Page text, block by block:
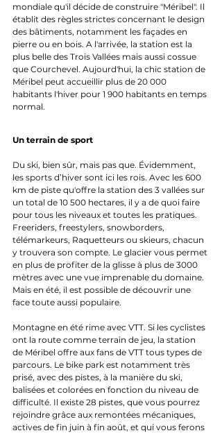
mondiale qu'il décide de construire "Méribel". Il
établit des règles strictes concernant le design
des bâtiments, notamment les façades en
pierre ou en bois. A l'arrivée, la station est la
plus belle des Trois Vallées mais aussi cossue
que Courchevel. Aujourd'hui, la chic station de
Méribel peut accueillir plus de 20 000
habitants l'hiver pour 1 900 habitants en temps
normal.
Un terrain de sport
Du ski, bien sûr, mais pas que. Évidemment,
les sports d’hiver sont ici les rois. Avec les 600
km de piste qu'offre la station des 3 vallées sur
un total de 10 500 hectares, il y a de quoi faire
pour tous les niveaux et toutes les pratiques.
Freeriders, freestylers, snowborders,
télémarkeurs, Raquetteurs ou skieurs, chacun
y trouvera son compte. Le glacier vous permet
en plus de profiter de la glisse à plus de 3000
mètres avec une vue imprenable du domaine.
Mais en été, il est possible de découvrir une
face toute aussi populaire.
Montagne en été rime avec VTT. Si les cyclistes
ont la route comme terrain de jeu, la station
de Méribel offre aux fans de VTT tous types de
parcours. Le bike park est notamment très
prisé, avec des pistes, à la manière du ski,
balisées et colorées en fonction du niveau de
difficulté. Il existe 28 pistes, que vous pourrez
rejoindre grâce aux remontées mécaniques,
actives de fin juin à fin août, et qui vous ferons